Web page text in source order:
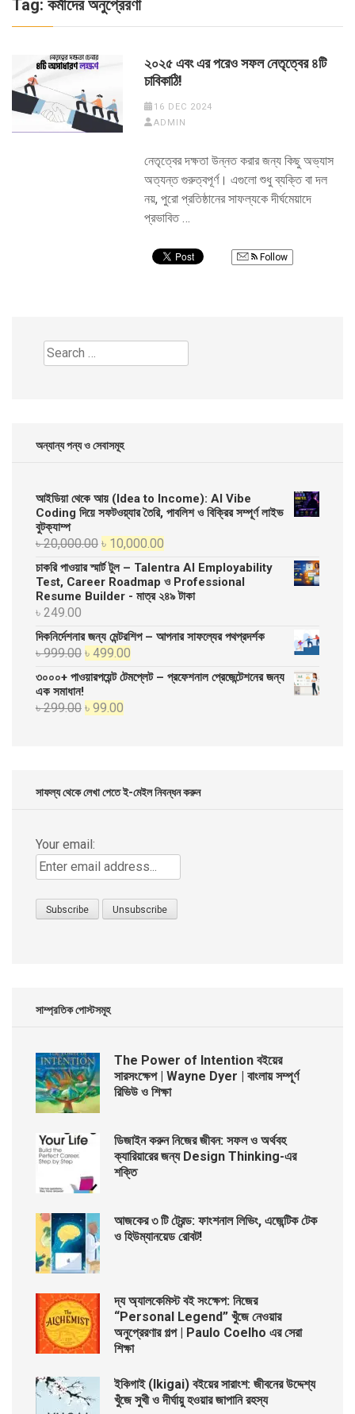
Tag: কর্মীদের অনুপ্রেরণা
২০২৫ এবং এর পরেও সফল নেতৃত্বের ৪টি
চাবিকাঠি!
16 DEC 2024
ADMIN
নেতৃত্বের দক্ষতা উন্নত করার জন্য কিছু অভ্যাস
অত্যন্ত গুরুত্বপূর্ণ। এগুলো শুধু ব্যক্তি বা দল
নয়, পুরো প্রতিষ্ঠানের সাফল্যকে দীর্ঘমেয়াদে
প্রভাবিত …
Follow
Search
for:
অন্যান্য পন্য ও সেবাসমূহ
আইডিয়া থেকে আয় (Idea to Income): AI Vibe
Coding দিয়ে সফটওয়্যার তৈরি, পাবলিশ ও বিক্রির সম্পূর্ণ লাইভ
বুটক্যাম্প
৳20,000.00 Original
price
was:
৳ 20,000.00.
৳ 10,000.00
price
is:
৳ 10,000.00.
চাকরি পাওয়ার স্মার্ট টুল – Talentra AI Employability
Test, Career Roadmap ও Professional
Resume Builder - মাত্র ২৪৯ টাকা
৳ 249.00
দিকনির্দেশনার জন্য মেন্টরশিপ – আপনার সাফল্যের পথপ্রদর্শক
৳999.00 Original
price
৳ 999.00.
৳ 499.00
price
৩০০০+ পাওয়ারপয়েন্ট টেমপ্লেট – প্রফেশনাল প্রেজেন্টেশনের জন্য
এক সমাধান!
৳299.00 Original
৳ 99.00
সাফল্য থেকে লেখা পেতে ই-মেইল নিবন্ধন করুন
Your email:
সাম্প্রতিক পোস্টসমূহ
The Power of Intention বইয়ের
সারসংক্ষেপ | Wayne Dyer | বাংলায় সম্পূর্ণ
রিভিউ ও শিক্ষা
ডিজাইন করুন নিজের জীবন: সফল ও অর্থবহ
ক্যারিয়ারের জন্য Design Thinking-এর
শক্তি
আজকের ৩ টি ট্রেন্ড: ফাংশনাল লিভিং, এজেন্টিক টেক
ও হিউম্যানয়েড রোবট!
দ্য অ্যালকেমিস্ট বই সংক্ষেপ: নিজের
“Personal Legend” খুঁজে নেওয়ার
অনুপ্রেরণার গল্প | Paulo Coelho এর সেরা
শিক্ষা
ইকিগাই (Ikigai) বইয়ের সারাংশ: জীবনের উদ্দেশ্য
খুঁজে সুখী ও দীর্ঘায়ু হওয়ার জাপানি রহস্য